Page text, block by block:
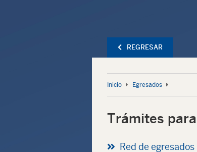
REGRESAR
Inicio Egresados
Trámites
Red de egresados